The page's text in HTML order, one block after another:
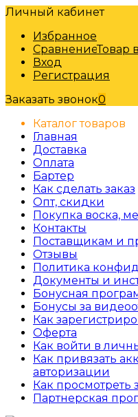
Личный кабинет
Избранное
СравнениеТовар
Вход
Регистрация
Заказать звонок0
Каталог товаров
Главная
Доставка
Оплата
Бартер
Как сделать заказ
Опт, скидки
Покупка воска,
Контакты
Поставщикам и
Отзывы
Политика
Документы и
Бонусная
Бонусы за
Как
Оферта
Как войти в
Как привязать
авторизации
Как
Партнерская